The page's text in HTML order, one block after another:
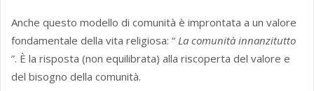
Anche questo modello di comunità è improntata a un valore
fondamentale della vita religiosa: “ La comunità innanzitutto
”. È la risposta (non equilibrata) alla riscoperta del valore e
del bisogno della comunità.